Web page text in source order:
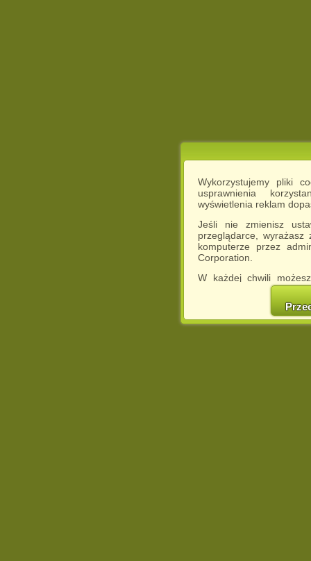
Wykorzystujemy pliki
usprawnienia
wyświetlenia reklam
Jeśli nie zmienisz
przeglądarce,
komputerze przez
Corporation.
W każdej chwili
cookies w swojej
w naszej
http://chomikuj.pl/